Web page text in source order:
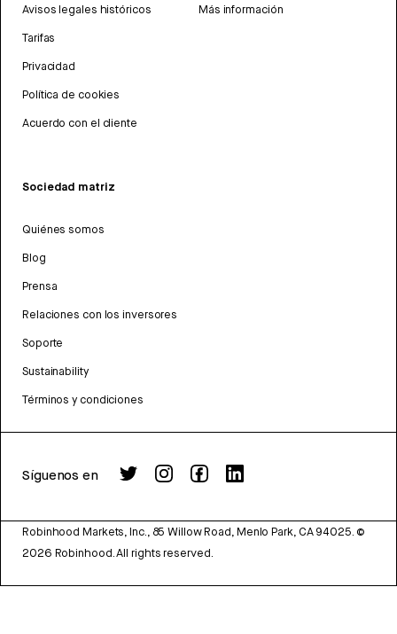
Avisos legales históricos
Tarifas
Privacidad
Política de cookies
Acuerdo con el cliente
Más información
Sociedad matriz
Quiénes somos
Blog
Prensa
Relaciones con los inversores
Soporte
Sustainability
Términos y condiciones
Síguenos en
Robinhood Markets, Inc., 85 Willow Road, Menlo Park, CA 94025. ©
2026 Robinhood. All rights reserved.